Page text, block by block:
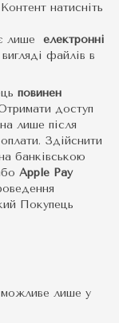
натисніть
лише електронні
файлів в
повинен
доступ
лише після
Здійснити
банківською
Apple Pay
Покупець
можливе лише у